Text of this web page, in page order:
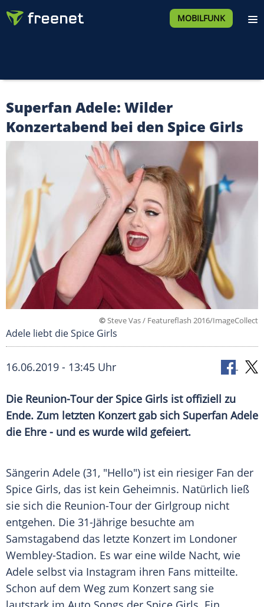
MOBILFUNK
Superfan Adele: Wilder
Konzertabend bei den Spice Girls
©Steve Vas / Featureflash 2016/ImageCollect
Adele liebt die Spice Girls
16.06.2019 - 13:45 Uhr
Die Reunion-Tour der Spice Girls ist offiziell zu
Ende. Zum letzten Konzert gab sich Superfan Adele
die Ehre - und es wurde wild gefeiert.
Sängerin Adele (31, "Hello") ist ein riesiger Fan der
Spice Girls, das ist kein Geheimnis. Natürlich ließ
sie sich die Reunion-Tour der Girlgroup nicht
entgehen. Die 31-Jährige besuchte am
Samstagabend das letzte Konzert im Londoner
Wembley-Stadion. Es war eine wilde Nacht, wie
Adele selbst via Instagram ihren Fans mitteilte.
Schon auf dem Weg zum Konzert sang sie